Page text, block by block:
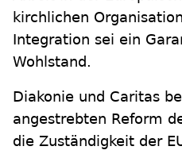
kirchlichen
Integration sei ein
Wohlstand.
Diakonie und Caritas
angestrebten Reform
die Zuständigkeit der